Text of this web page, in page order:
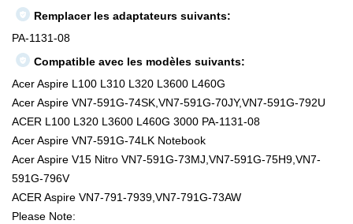
Remplacer les adaptateurs suivants:
PA-1131-08
Compatible avec les modèles suivants:
Acer Aspire L100 L310 L320 L3600 L460G
Acer Aspire VN7-591G-74SK,VN7-591G-70JY,VN7-591G-792U
ACER L100 L320 L3600 L460G 3000 PA-1131-08
Acer Aspire VN7-591G-74LK Notebook
Acer Aspire V15 Nitro VN7-591G-73MJ,VN7-591G-75H9,VN7-
591G-796V
ACER Aspire VN7-791-7939,VN7-791G-73AW
Please Note: